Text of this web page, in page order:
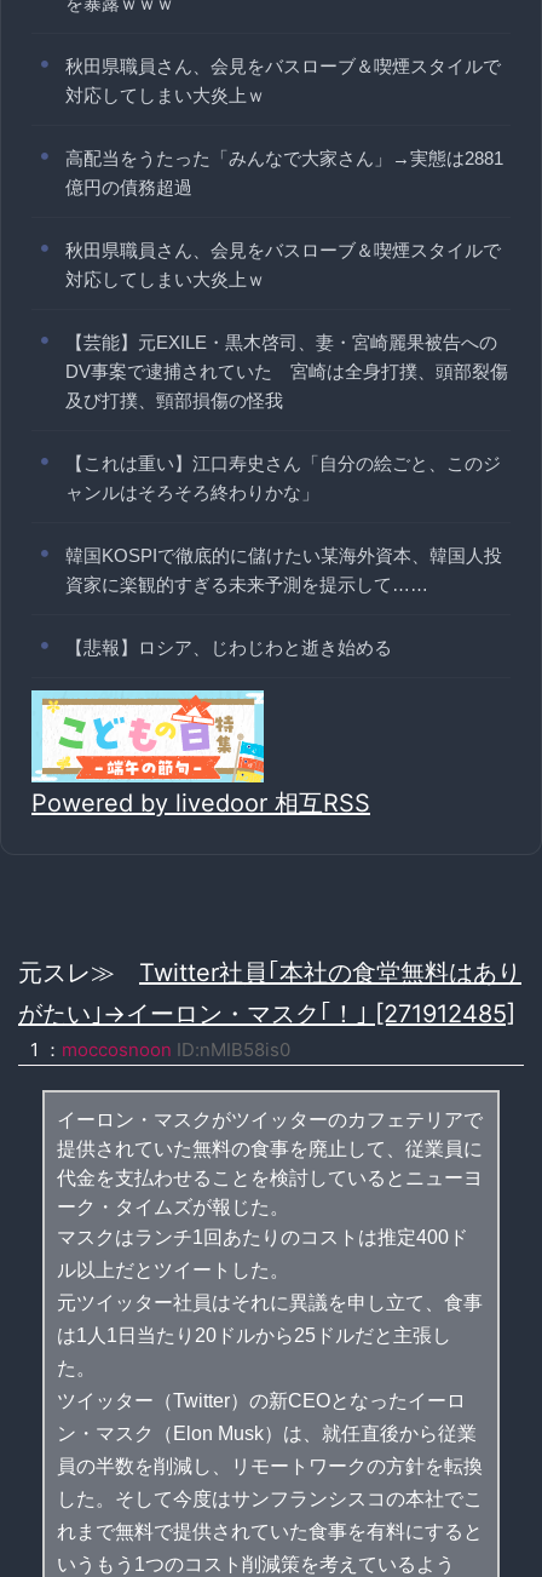
秋田県職員さん、会見をバスローブ＆喫煙スタイルで
対応してしまい大炎上ｗ
高配当をうたった「みんなで大家さん」→実態は2881
億円の債務超過
秋田県職員さん、会見をバスローブ＆喫煙スタイルで
対応してしまい大炎上ｗ
【芸能】元EXILE・黒木啓司、妻・宮崎麗果被告への
DV事案で逮捕されていた 宮崎は全身打撲、頭部裂傷
及び打撲、頸部損傷の怪我
【これは重い】江口寿史さん「自分の絵ごと、このジ
ャンルはそろそろ終わりかな」
韓国KOSPIで徹底的に儲けたい某海外資本、韓国人投
資家に楽観的すぎる未来予測を提示して……
【悲報】ロシア、じわじわと逝き始める
Powered by livedoor 相互RSS
元スレ≫ Twitter社員｢本社の食堂無料はあり
がたい｣→イーロン・マスク｢！｣ [271912485]
1 ： moccosnoon ID:nMIB58is0
イーロン・マスクがツイッターのカフェテリアで
提供されていた無料の食事を廃止して、従業員に
代金を支払わせることを検討しているとニューヨ
ーク・タイムズが報じた。
マスクはランチ1回あたりのコストは推定400ド
ル以上だとツイートした。
元ツイッター社員はそれに異議を申し立て、食事
は1人1日当たり20ドルから25ドルだと主張し
た。
ツイッター（Twitter）の新CEOとなったイーロ
ン・マスク（Elon Musk）は、就任直後から従業
員の半数を削減し、リモートワークの方針を転換
した。そして今度はサンフランシスコの本社でこ
れまで無料で提供されていた食事を有料にすると
いうもう1つのコスト削減策を考えているよう